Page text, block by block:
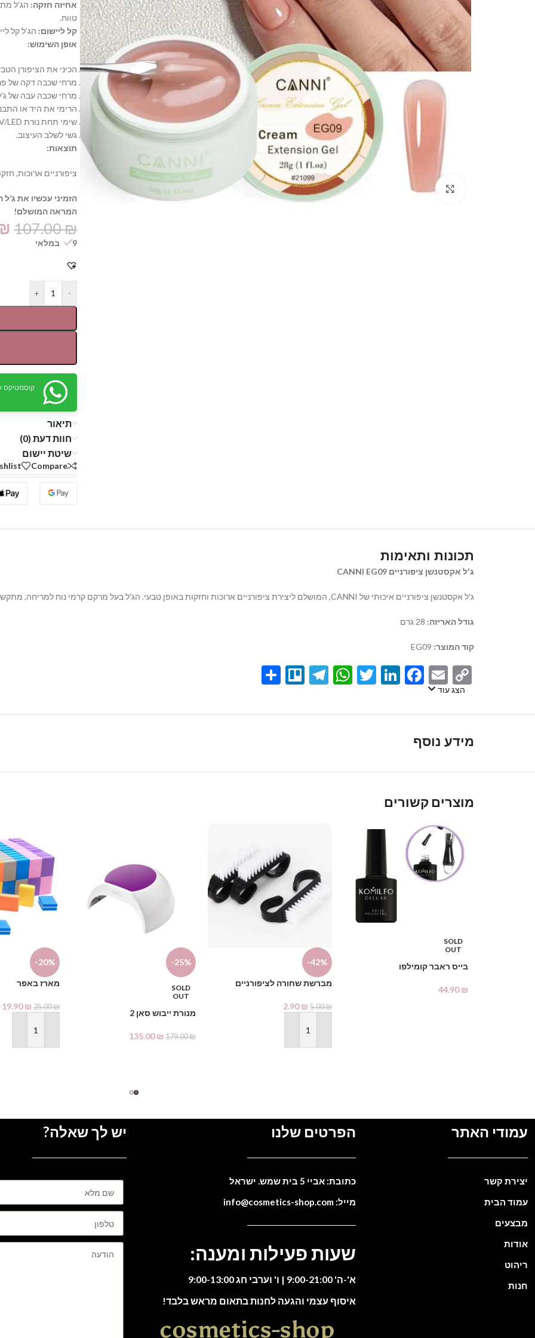
Click to enlarge
אחיזה חזקה: הג’ל
טווח.
קל ליישום: הג’ל קל
אופן השימוש:
הכיני את הציפורן
מרחי שכבה דקה של
מרחי שכבה עבה של
הרימי את היד או
שימי תחת נורת UV/LED.
גשי לשלב העיצוב.
תוצאות:
ציפורניים ארוכות,
הזמיני עכשיו את
המראה המושלם!
107.00₪
9 במלאי
-
+
קוסמטיקס
תיאור
חוות דעת (0)
שיטת יישום
Compare
תכונות ותאימות
ג'ל אקסטנשן ציפורניים CANNI EG09
ג'ל אקסטנשן ציפורניים איכותי של CANNI, המושלם ליצירת ציפורניים ארוכות וחזקות באופן טבעי. הג'ל בעל מרקם קרמי נוח למריחה,מתקשה
גודל האריזה:
קוד המוצר: EG09
Copy
Link
Email
Facebook
LinkedIn
Twitter
WhatsApp
Telegram
Trello
Share
הצג עוד
מידע נוסף
מוצרים קשורים
SOLD
OUT
בייס ראבר קומילפו
44.90₪
-42%
מברשת שחורה לציפורניים
5.00₪
2.90₪
הוספה לסל
-25%
SOLD
OUT
מנורת ייבוש סאן 2
179.00₪
135.00₪
-20%
מארז באפר
25.00₪
19.90₪
הוספה לסל
עמודי האתר
יצירת קשר
עמוד הבית
מבצעים
אודות
ריהוט
חנות
הפרטים שלנו
כתובת: אביי 5 בית שמש. ישראל
מייל: info@cosmetics-shop.com
שעות פעילות ומענה:
א'-ה' 9:00-21:00 | ו' וערבי חג 9:00-13:00
איסוף עצמי והגעה לחנות בתאום מראש בלבד!
cosmetics-shop
יש לך שאלה?